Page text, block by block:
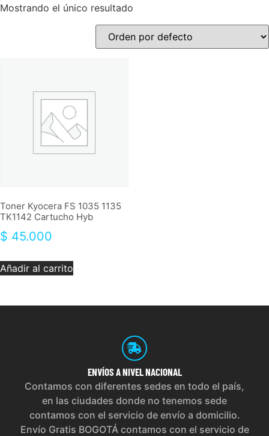
Mostrando el único resultado
Toner Kyocera FS 1035 1135
TK1142 Cartucho Hyb
$ 45.000
Añadir al carrito
ENVÍOS A NIVEL NACIONAL
Contamos con diferentes sedes en todo el país,
en las ciudades donde no tenemos sede
contamos con el servicio de envío a domicilio.
Envío Gratis BOGOTÁ contamos con el servicio de